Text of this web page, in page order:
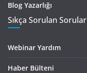
Blog Yazarlığı
Sıkça Sorulan Sorular
Webinar Yardım
Haber Bülteni